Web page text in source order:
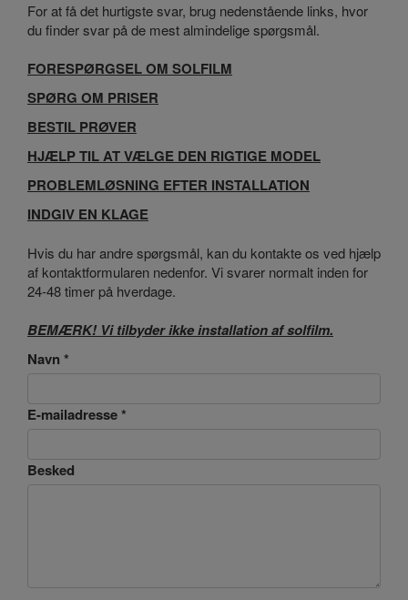
For at få det hurtigste svar, brug nedenstående links, hvor
du finder svar på de mest almindelige spørgsmål.
FORESPØRGSEL OM SOLFILM
SPØRG OM PRISER
BESTIL PRØVER
HJÆLP TIL AT VÆLGE DEN RIGTIGE MODEL
PROBLEMLØSNING EFTER INSTALLATION
INDGIV EN KLAGE
Hvis du har andre spørgsmål, kan du kontakte os ved hjælp
af kontaktformularen nedenfor. Vi svarer normalt inden for
24-48 timer på hverdage.
BEMÆRK! Vi tilbyder ikke installation af solfilm.
Navn *
E-mailadresse *
Besked